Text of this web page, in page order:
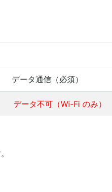
データ通信（必須）
データ不可（Wi-Fi のみ）